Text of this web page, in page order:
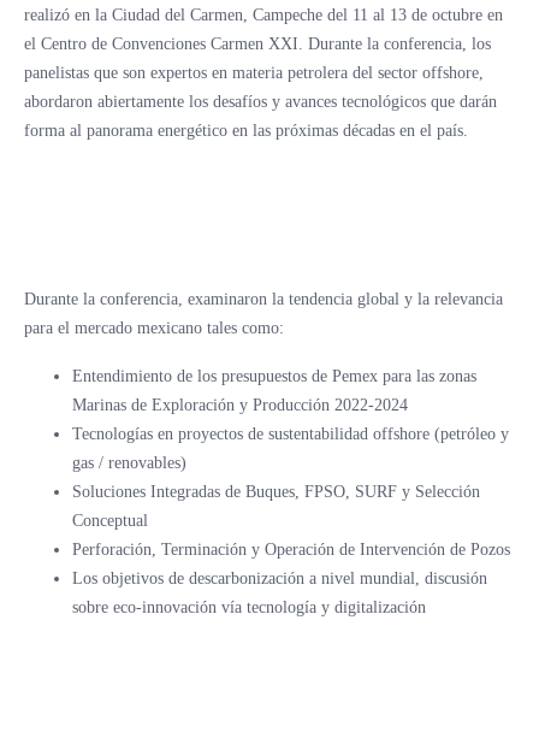
realizó en la Ciudad del Carmen, Campeche del 11 al 13 de octubre en
el Centro de Convenciones Carmen XXI. Durante la conferencia, los
panelistas que son expertos en materia petrolera del sector offshore,
abordaron abiertamente los desafíos y avances tecnológicos que darán
forma al panorama energético en las próximas décadas en el país.
Durante la conferencia, examinaron la tendencia global y la relevancia
para el mercado mexicano tales como:
Entendimiento de los presupuestos de Pemex para las zonas
Marinas de Exploración y Producción 2022-2024
Tecnologías en proyectos de sustentabilidad offshore (petróleo y
gas / renovables)
Soluciones Integradas de Buques, FPSO, SURF y Selección
Conceptual
Perforación, Terminación y Operación de Intervención de Pozos
Los objetivos de descarbonización a nivel mundial, discusión
sobre eco-innovación vía tecnología y digitalización